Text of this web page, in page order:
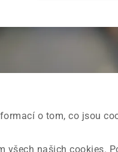
o tom, co jsou
všech našich cookies.